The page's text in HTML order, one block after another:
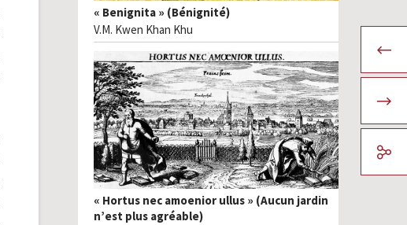
« Benignita » (Bénignité)
V.M. Kwen Khan Khu
« Hortus nec amoenior ullus » (Aucun jardin
n’est plus agréable)